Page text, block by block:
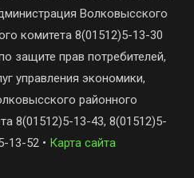
Волковысского
комитета 8(01512)5-13-30
защите прав потребителей,
управления экономики,
районного
8(01512)5-13-43, 8(01512)5-
13-52 • Карта сайта